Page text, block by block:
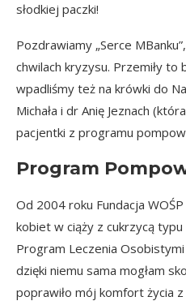
słodkiej paczki!
Pozdrawiamy „Serce
chwilach kryzysu. Przemiły to
wpadliśmy też na krówki do
Michała i dr Anię Jeznach
pacjentki z programu
Program
Od 2004 roku Fundacja
kobiet w ciąży z cukrzycą
Program Leczenia
dzięki niemu sama mogłam
poprawiło mój komfort życia z